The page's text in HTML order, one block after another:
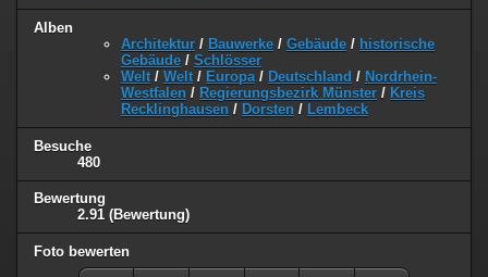
Alben
Architektur / Bauwerke / Gebäude / historische
Gebäude / Schlösser
Welt / Welt / Europa / Deutschland / Nordrhein-
Westfalen / Regierungsbezirk Münster / Kreis
Recklinghausen / Dorsten / Lembeck
Besuche
480
Bewertung
2.91 (Bewertung)
Foto bewerten